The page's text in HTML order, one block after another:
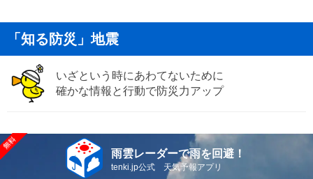
「知る防災」地震
いざという時にあわてないために
確かな情報と行動で防災力アップ
雨雲レーダーで雨を回避！
tenki.jp公式 天気予報アプリ